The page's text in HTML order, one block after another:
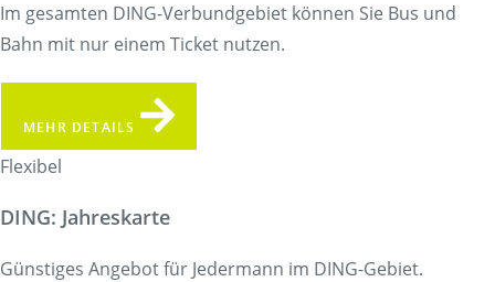
Im gesamten DING-Verbundgebiet können Sie Bus und
Bahn mit nur einem Ticket nutzen.
MEHR DETAILS
Flexibel
DING: Jahreskarte
Günstiges Angebot für Jedermann im DING-Gebiet.